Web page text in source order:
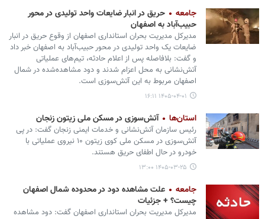
جامعه
حریق در انبار ضایعات واحد تولیدی در محور
حبیب‌آباد به اصفهان
مدیرکل مدیریت بحران استانداری اصفهان از وقوع حریق در انبار
ضایعات یک واحد تولیدی در محور حبیب‌آباد به اصفهان خبر داد
و گفت: بلافاصله پس از اعلام حادثه، تیم‌های عملیاتی
آتش‌نشانی به محل اعزام شدند و دود مشاهده‌شده در شمال
اصفهان مربوط به این آتش‌سوزی است.
۱۴۰۵-۰۴-۰۱ ۱۶:۱۱
استان‌ها آتش‌سوزی در مسکن ملی زیتون زنجان
رئیس سازمان آتش‌نشانی و خدمات ایمنی زنجان گفت: در پی
آتش‌سوزی در مسکن ملی کوی زیتون ۱۰ نیروی عملیاتی با
خودرو در حال اطفای حریق هستند.
۱۴۰۵-۰۳-۲۵ ۱۳:۰۰
جامعه
علت مشاهده دود در محدوده شمال اصفهان
چیست؟ + جزئیات
مدیرکل مدیریت بحران استانداری اصفهان گفت: دود مشاهده